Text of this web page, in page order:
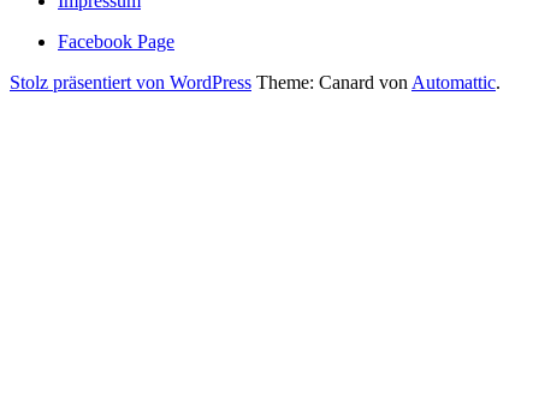
Facebook Page
Stolz präsentiert von WordPress Theme: Canard von Automattic.